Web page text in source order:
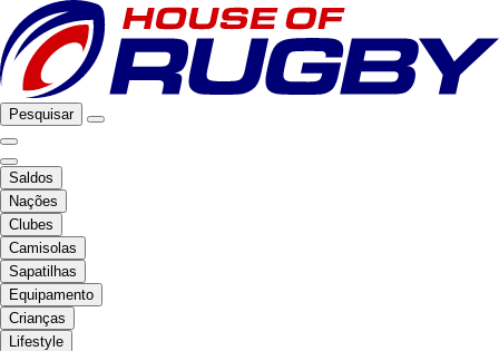
Pesquisar
Saldos
Nações
Clubes
Camisolas
Sapatilhas
Equipamento
Crianças
Lifestyle